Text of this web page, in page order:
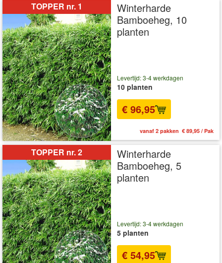
TOPPER nr. 1
Winterharde
Bamboeheg, 10
planten
Levertijd: 3-4 werkdagen
10 planten
€ 96,95
vanaf 2 pakken € 89,95 / Pak
TOPPER nr. 2
Winterharde
Bamboeheg, 5
planten
Levertijd: 3-4 werkdagen
5 planten
€ 54,95